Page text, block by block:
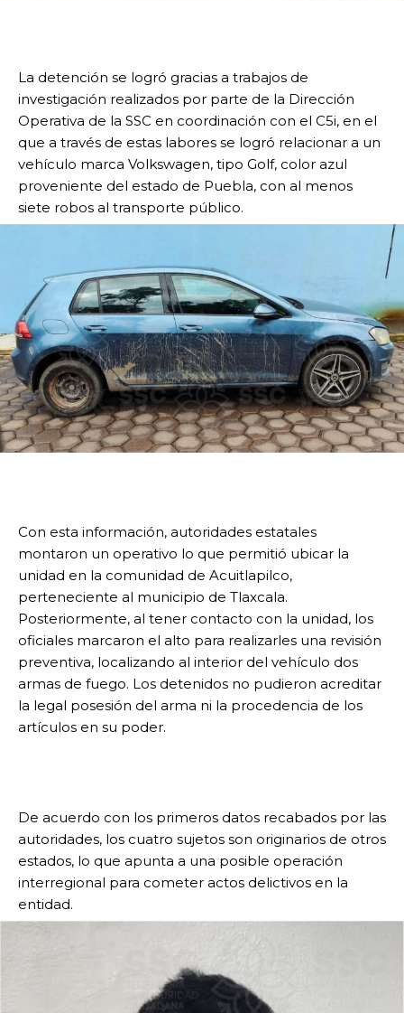
La detención se logró gracias a trabajos de
investigación realizados por parte de la Dirección
Operativa de la SSC en coordinación con el C5i, en el
que a través de estas labores se logró relacionar a un
vehículo marca Volkswagen, tipo Golf, color azul
proveniente del estado de Puebla, con al menos
siete robos al transporte público.
Con esta información, autoridades estatales
montaron un operativo lo que permitió ubicar la
unidad en la comunidad de Acuitlapilco,
perteneciente al municipio de Tlaxcala.
Posteriormente, al tener contacto con la unidad, los
oficiales marcaron el alto para realizarles una revisión
preventiva, localizando al interior del vehículo dos
armas de fuego. Los detenidos no pudieron acreditar
la legal posesión del arma ni la procedencia de los
artículos en su poder.
De acuerdo con los primeros datos recabados por las
autoridades, los cuatro sujetos son originarios de otros
estados, lo que apunta a una posible operación
interregional para cometer actos delictivos en la
entidad.